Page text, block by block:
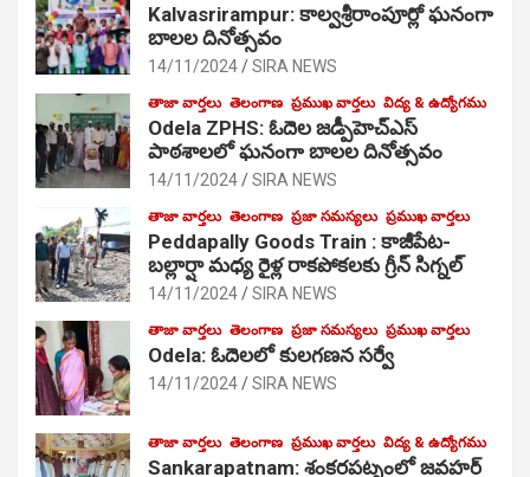
Kalvasrirampur: కాల్వశ్రీరాంపూర్లో ఘనంగా
బాలల దినోత్సవం
14/11/2024 SIRA NEWS
తాజా వార్తలు తెలంగాణ ప్రముఖ వార్తలు విద్య & ఉద్యోగము
Odela ZPHS: ఓదెల జ‌డ్పీహెచ్ఎస్
పాఠ‌శాల‌లో ఘనంగా బాలల దినోత్సవం
14/11/2024 SIRA NEWS
తాజా వార్తలు తెలంగాణ ప్రజా సమస్యలు ప్రముఖ వార్తలు
Peddapally Goods Train : కాజీపేట-
బల్లార్షా మధ్య రైళ్ల రాకపోకలకు గ్రీన్ సిగ్నల్
14/11/2024 SIRA NEWS
తాజా వార్తలు తెలంగాణ ప్రజా సమస్యలు ప్రముఖ వార్తలు
Odela: ఓదెలలో కులగణన సర్వే
14/11/2024 SIRA NEWS
తాజా వార్తలు తెలంగాణ ప్రముఖ వార్తలు విద్య & ఉద్యోగము
Sankarapatnam: శంకరపట్నంలో జవహర్